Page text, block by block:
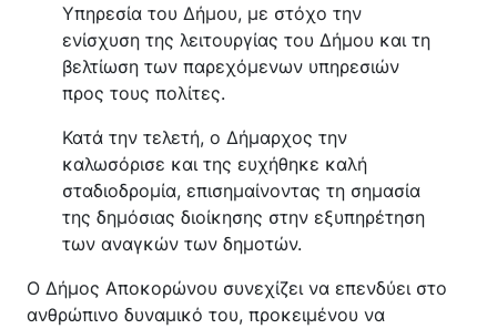
Υπηρεσία του Δήμου, με στόχο την
ενίσχυση της λειτουργίας του Δήμου και τη
βελτίωση των παρεχόμενων υπηρεσιών
προς τους πολίτες.
Κατά την τελετή, ο Δήμαρχος την
καλωσόρισε και της ευχήθηκε καλή
σταδιοδρομία, επισημαίνοντας τη σημασία
της δημόσιας διοίκησης στην εξυπηρέτηση
των αναγκών των δημοτών.
Ο Δήμος Αποκορώνου συνεχίζει να επενδύει στο
ανθρώπινο δυναμικό του, προκειμένου να